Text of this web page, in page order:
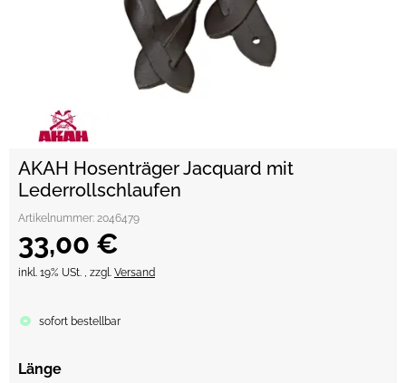
AKAH Hosenträger Jacquard mit
Lederrollschlaufen
Artikelnummer: 2046479
33,00 €
inkl. 19% USt. , zzgl. Versand
sofort bestellbar
Länge